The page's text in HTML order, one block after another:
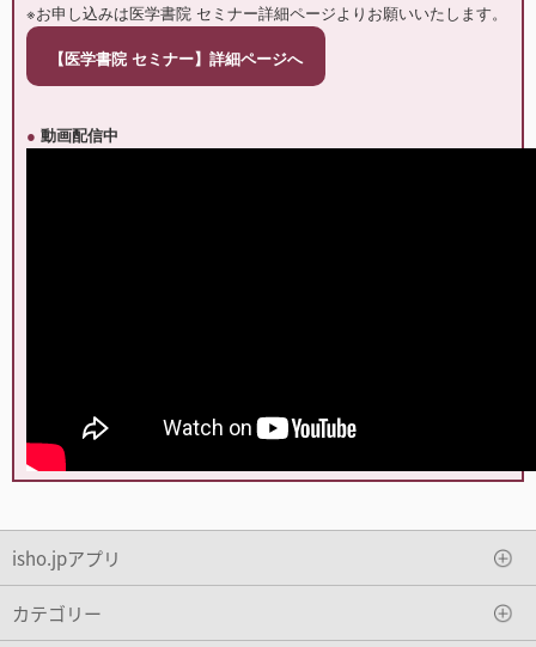
※お申し込みは医学書院 セミナー詳細ページよりお願いいたします。
【医学書院 セミナー】詳細ページへ
● 動画配信中
isho.jpアプリ
カテゴリー